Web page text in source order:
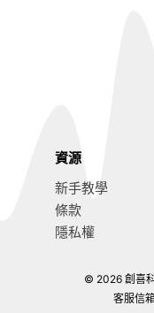
資源
新手教學
條款
隱私權
© 2026 創喜
客服信